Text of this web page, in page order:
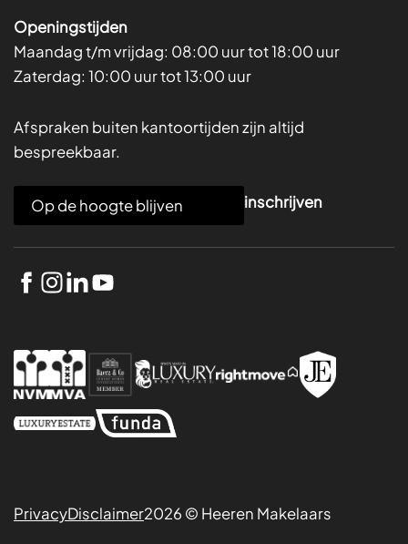
Openingstijden
Maandag t/m vrijdag: 08:00 uur tot 18:00 uur
Zaterdag: 10:00 uur tot 13:00 uur
Afspraken buiten kantoortijden zijn altijd
bespreekbaar.
E
a
i
inschrijven
PrivacyDisclaimer2026 © Heeren Makelaars